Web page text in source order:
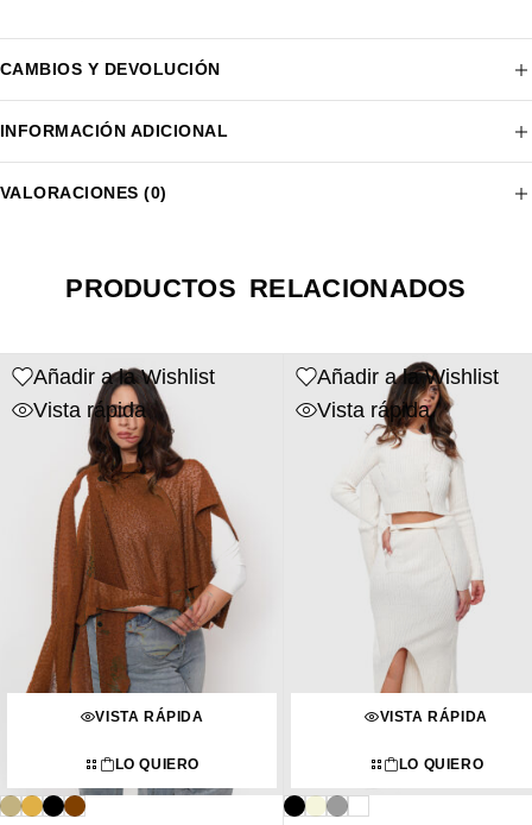
CAMBIOS Y DEVOLUCIÓN
INFORMACIÓN ADICIONAL
VALORACIONES (0)
PRODUCTOS RELACIONADOS
Añadir a la Wishlist
Vista rápida
VISTA RÁPIDA
LO QUIERO
Añadir a la Wishlist
Vista rápida
VISTA RÁPIDA
LO QUIERO